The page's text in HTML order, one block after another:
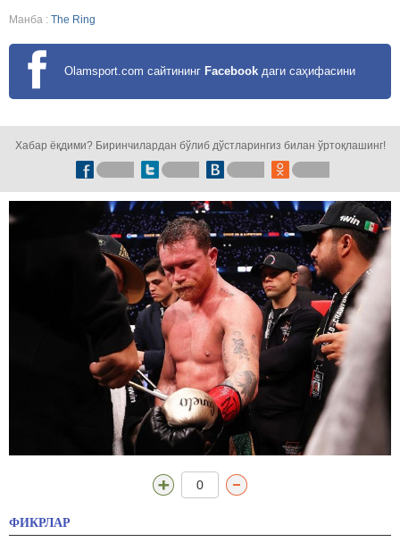
Манба : The Ring
Olamsport.com сайтининг Facebook даги саҳифасини
Хабар ёқдими? Биринчилардан бўлиб дўстларингиз билан ўртоқлашинг!
0
ФИКРЛАР